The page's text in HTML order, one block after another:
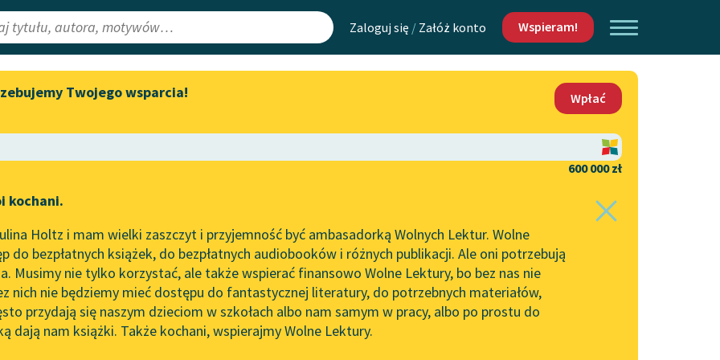
Zaloguj się / Załóż konto Wspieram!
Lektury
redakcyjne
Aktualności
„Prokurator Alicja Horn” do
literatury skandynawskiej
Spotkanie z Katarzyną Tunkiel
w Oslo
102. lata temu zmarł Joseph
Conrad
Mapa Wolnych Lektur
Leśmianator
API
OAI-PMH
Widget Wolnych Lektur
Kontakt
O projekcie
Zasady wykorzystania
Wolnych Lektur
Logotypy
Materiały promocyjne
Twojego wsparcia!
Wpłać
600 000 zł
kochani.
Holtz i mam wielki zaszczyt i przyjemność być ambasadorką Wolnych Lektur. Wolne
do bezpłatnych książek, do bezpłatnych audiobooków i różnych publikacji. Ale oni potrzebują
Musimy nie tylko korzystać, ale także wspierać finansowo Wolne Lektury, bo bez nas nie
nich nie będziemy mieć dostępu do fantastycznej literatury, do potrzebnych materiałów,
przydają się naszym dzieciom w szkołach albo nam samym w pracy, albo po prostu do
dają nam książki. Także kochani, wspierajmy Wolne Lektury.
✖ Giacomo Casanova✖